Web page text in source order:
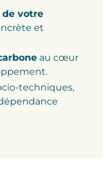
de votre
et
au cœur
techniques,